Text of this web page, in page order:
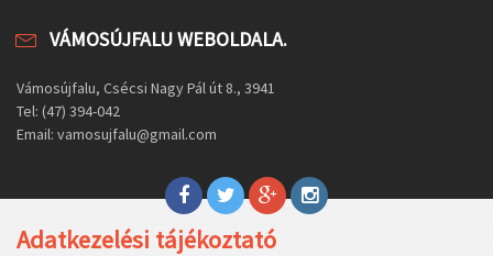
VÁMOSÚJFALU WEBOLDALA.
Vámosújfalu, Csécsi Nagy Pál út 8., 3941
Tel: (47) 394-042
Email: vamosujfalu@gmail.com
Adatkezelési tájékoztató